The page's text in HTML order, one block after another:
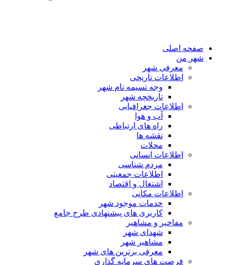
صفحه اصلی
شهر من
معرفی شهر
اطلاعات تاریخی
وجه تسیمه نام شهر
تاریخچه شهر
اطلاعات جغرافیایی
آب و هوا
راه های ارتباطی
نقشه ها
محلات
اطلاعات انسانی
مردم شناسی
اطلاعات جمعیتی
اشتغال و اقتصاد
اطلاعات مکانی
خدمات موجود شهر
کاربری های پیشنهادی طرح جامع
مفاخیر و مشاهیر
شهدای شهر
مشاهیر شهر
معرفی برترین های شهر
فرصت های سرمایه گذاری